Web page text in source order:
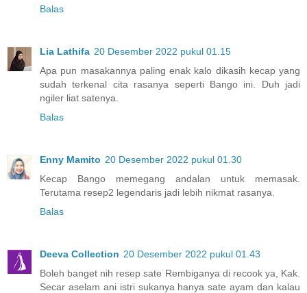
Balas
Lia Lathifa 20 Desember 2022 pukul 01.15
Apa pun masakannya paling enak kalo dikasih kecap yang
sudah terkenal cita rasanya seperti Bango ini. Duh jadi
ngiler liat satenya.
Balas
Enny Mamito 20 Desember 2022 pukul 01.30
Kecap Bango memegang andalan untuk memasak.
Terutama resep2 legendaris jadi lebih nikmat rasanya.
Balas
Deeva Collection 20 Desember 2022 pukul 01.43
Boleh banget nih resep sate Rembiganya di recook ya, Kak.
Secar aselam ani istri sukanya hanya sate ayam dan kalau